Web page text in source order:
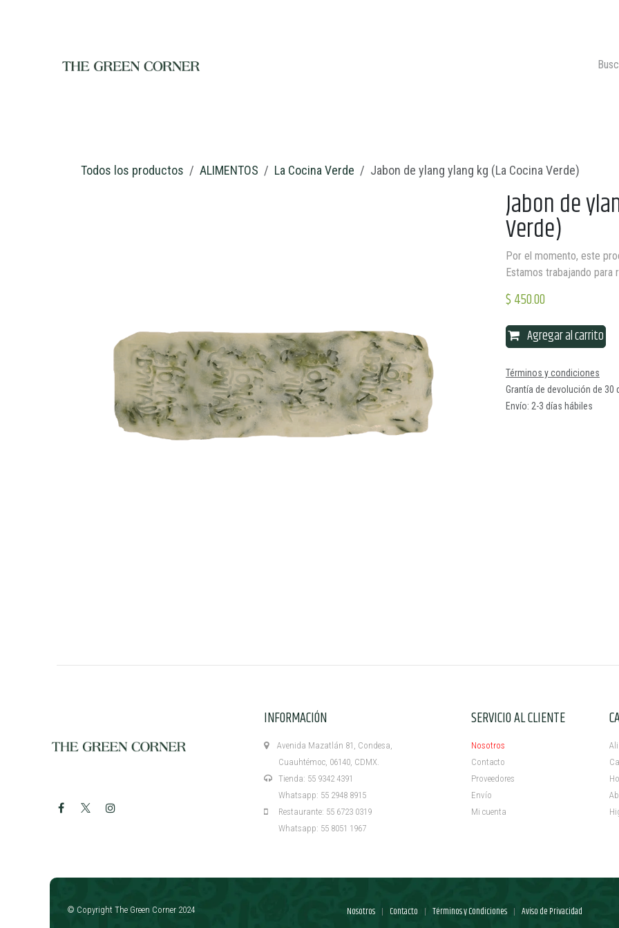
Todos los productos ALIMENTOS La Cocina Verde Jabon de ylang ylang kg (La Cocina Verde)
Jabon de
Verde)
Por el momento, este
Estamos trabajando para
$450.00
Agregar al carrito
Términos y condiciones
Grantía de devolución de 30
Envío: 2-3 días hábiles
INFORMACIÓN
Avenida Mazatlán 81, Condesa,
Cuauhtémoc, 06140, CDMX.
Tienda: 55 9342 4391
Whatsapp: 55 2948 8915
Restaurante: 55 6723 0319
Whatsapp: 55 8051 1967
SERVICIO AL CLIENTE
Nosotros
Contacto
Proveedores
Envío
Mi cuenta ​
Nosotros | Contacto | Términos y Condiciones | Aviso de Privacidad
© Copyright The Green Corner 2024